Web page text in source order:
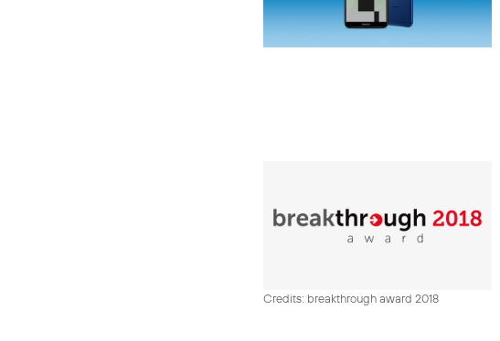
Credits: breakthrough award 2018